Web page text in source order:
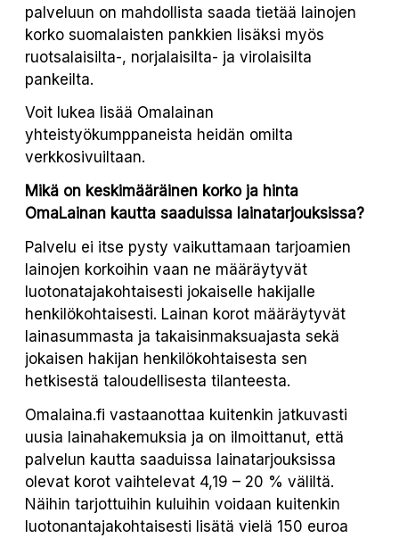
palveluun on mahdollista saada tietää lainojen
korko suomalaisten pankkien lisäksi myös
ruotsalaisilta-, norjalaisilta- ja virolaisilta
pankeilta.
Voit lukea lisää Omalainan
yhteistyökumppaneista heidän omilta
verkkosivuiltaan.
Mikä on keskimääräinen korko ja hinta
OmaLainan kautta saaduissa lainatarjouksissa?
Palvelu ei itse pysty vaikuttamaan tarjoamien
lainojen korkoihin vaan ne määräytyvät
luotonatajakohtaisesti jokaiselle hakijalle
henkilökohtaisesti. Lainan korot määräytyvät
lainasummasta ja takaisinmaksuajasta sekä
jokaisen hakijan henkilökohtaisesta sen
hetkisestä taloudellisesta tilanteesta.
Omalaina.fi vastaanottaa kuitenkin jatkuvasti
uusia lainahakemuksia ja on ilmoittanut, että
palvelun kautta saaduissa lainatarjouksissa
olevat korot vaihtelevat 4,19 – 20 % väliltä.
Näihin tarjottuihin kuluihin voidaan kuitenkin
luotonantajakohtaisesti lisätä vielä 150 euroa